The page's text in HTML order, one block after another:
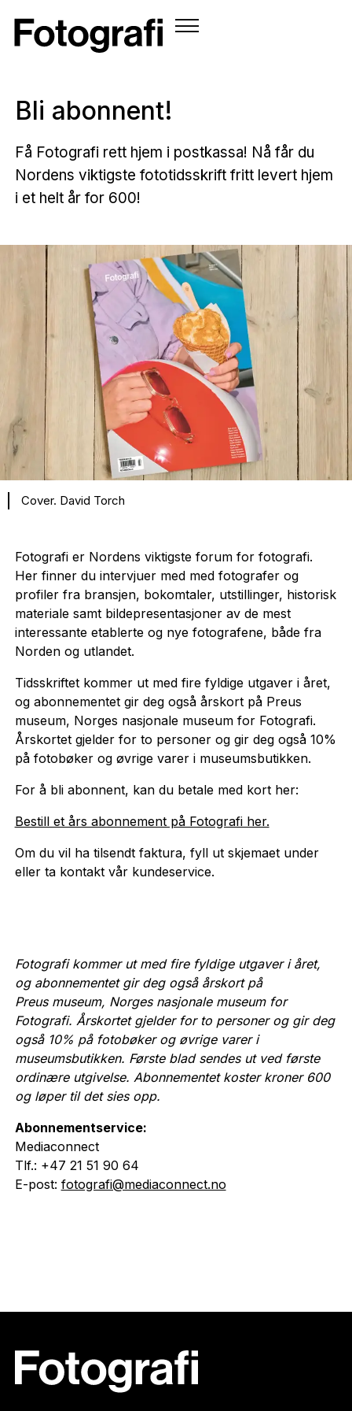
Bli abonnent!
Få Fotografi rett hjem i postkassa! Nå får du
Nordens viktigste fototidsskrift fritt levert hjem
i et helt år for 600!
Cover. David Torch
Fotografi er Nordens viktigste forum for fotografi.
Her finner du intervjuer med med fotografer og
profiler fra bransjen, bokomtaler, utstillinger, historisk
materiale samt bildepresentasjoner av de mest
interessante etablerte og nye fotografene, både fra
Norden og utlandet.
Tidsskriftet kommer ut med fire fyldige utgaver i året,
og abonnementet gir deg også årskort på Preus
museum, Norges nasjonale museum for Fotografi.
Årskortet gjelder for to personer og gir deg også 10%
på fotobøker og øvrige varer i museumsbutikken.
For å bli abonnent, kan du betale med kort her:
Bestill et års abonnement på Fotografi her.
Om du vil ha tilsendt faktura, fyll ut skjemaet under
eller ta kontakt vår kundeservice.
Fotografi kommer ut med fire fyldige utgaver i året,
og abonnementet gir deg også årskort på
Preus museum, Norges nasjonale museum for
Fotografi. Årskortet gjelder for to personer og gir deg
også 10% på fotobøker og øvrige varer i
museumsbutikken. Første blad sendes ut ved første
ordinære utgivelse. Abonnementet koster kroner 600
og løper til det sies opp.
Abonnementservice:
Mediaconnect
Tlf.: +47 21 51 90 64
E-post: fotografi@mediaconnect.no